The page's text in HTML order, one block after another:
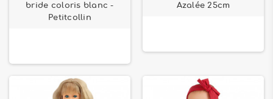
bride coloris blanc -
Petitcollin
Azalée 25cm